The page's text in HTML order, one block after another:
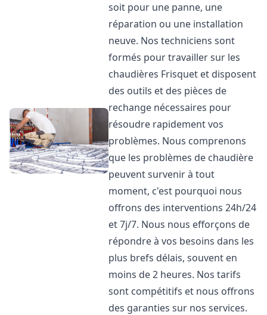
soit pour une panne, une
réparation ou une installation
neuve. Nos techniciens sont
formés pour travailler sur les
chaudières Frisquet et disposent
des outils et des pièces de
rechange nécessaires pour
résoudre rapidement vos
problèmes. Nous comprenons
que les problèmes de chaudière
peuvent survenir à tout
moment, c'est pourquoi nous
offrons des interventions 24h/24
et 7j/7. Nous nous efforçons de
répondre à vos besoins dans les
plus brefs délais, souvent en
moins de 2 heures. Nos tarifs
sont compétitifs et nous offrons
des garanties sur nos services.